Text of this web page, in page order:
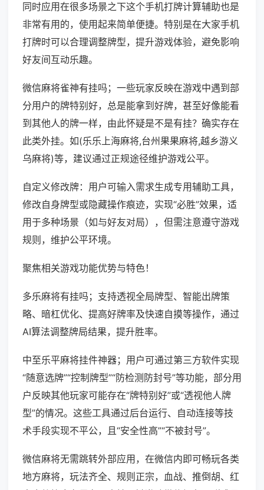
同时应用在很多场景之下这个手机打牌计算辅助也是
非常有用的，使用起来简单便捷。特别是在大家手机
打牌时可以合理调整牌型，提升游戏体验，避免影响
好友间互动乐趣。
微信麻将雀神有挂吗；一些玩家反映在游戏中遇到部
分用户的牌特别好，总是能拿到好牌，甚至好像能看
到其他人的牌一样，由此怀疑是不是有挂？确实存在
此类外挂。如(乐乐上海麻将,台州果果麻将,越乡游义
乌麻将)等，建议通过正规途径维护游戏公平。
自定义修改牌：用户可输入需求生成专用辅助工具，
修改自身牌型或隐藏操作痕迹，实现“必胜”效果，适
用于多种场景（如与好友对局），但需注意遵守游戏
规则，维护公平环境。
聚焦相关游戏功能优势与特色！
多乐麻将有挂吗；支持透视全局牌型、智能出牌策
略、暗杠优化、提高好牌率及快速自摸等操作，通过
AI算法调整牌局结果，提升胜率。
中至乐平麻将挂件神器；用户可通过第三方软件实现
“随意选牌”“控制牌型”“防检测防封号”等功能，部分用
户反映其他玩家可能存在“牌特别好”或“透视他人牌
型”的情况。这些工具通过后台运行、自动连接等技
术手段实现不平公，且“安全性高”“不被封号”。
微信麻将无需跳转外部应用，在微信内即可畅玩各类
地方麻将，玩法齐全、规则正宗，血战、推倒胡、红